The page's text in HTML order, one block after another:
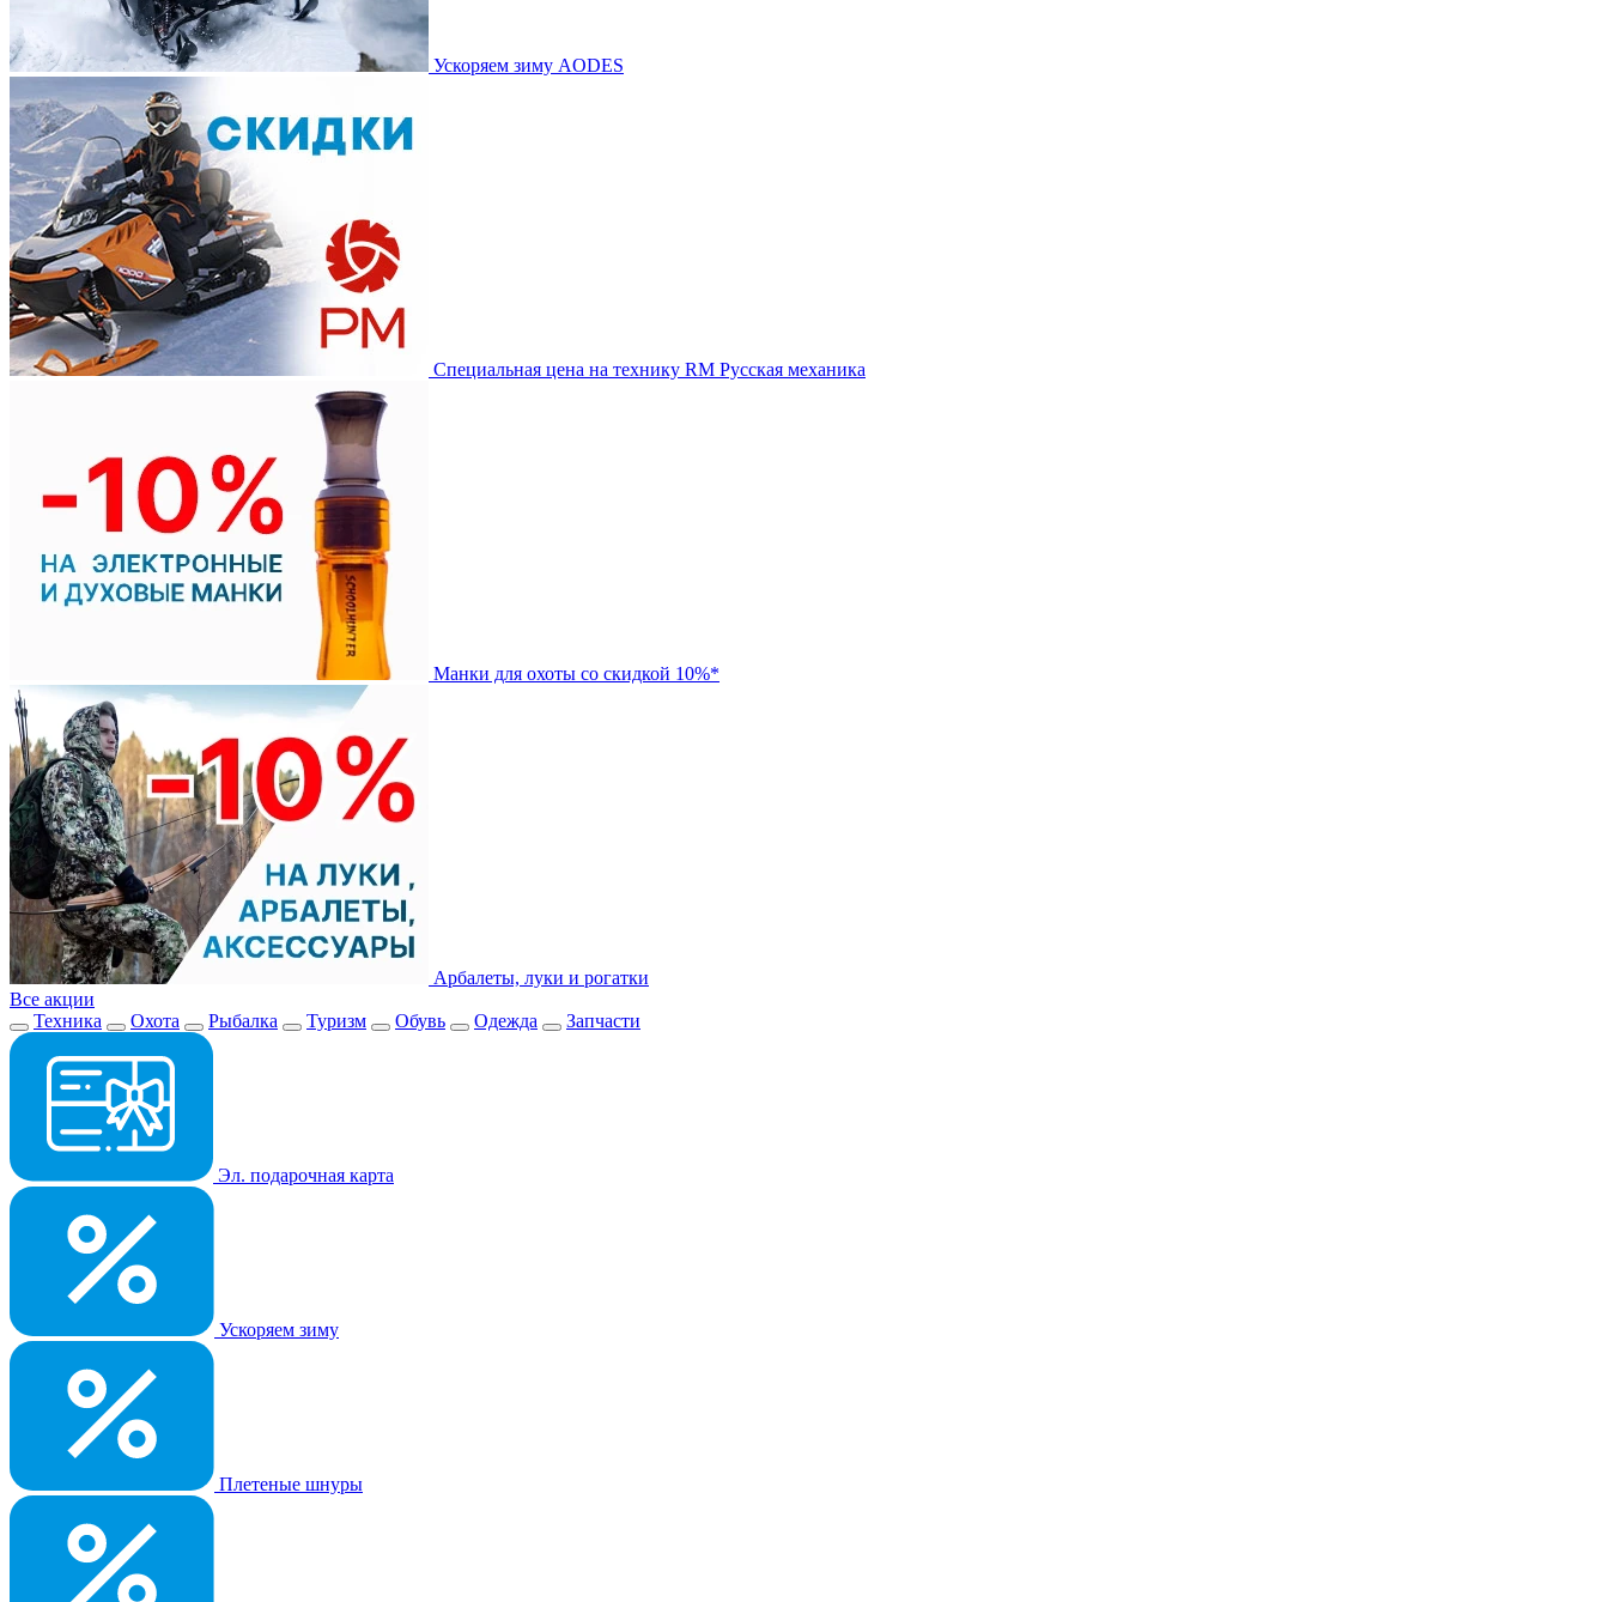
Ускоряем зиму AODES
Специальная цена на технику RM Русская механика
Манки для охоты со скидкой 10%*
Арбалеты, луки и рогатки
Все акции
Техника
Охота Рыбалка Туризм Обувь Одежда Запчасти
Эл. подарочная карта
Ускоряем зиму
Плетеные шнуры